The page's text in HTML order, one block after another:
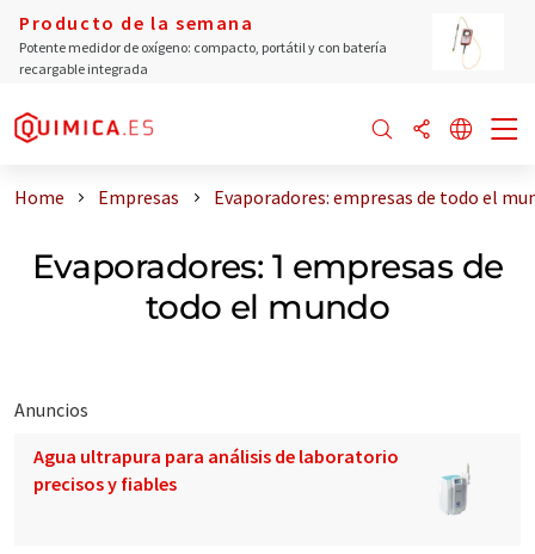
Producto de la semana
Potente medidor de oxígeno: compacto, portátil y con batería
recargable integrada
Home Empresas Evaporadores: empresas de todo el
Evaporadores: 1 empresas de
todo el mundo
Anuncios
Agua ultrapura para análisis de laboratorio
precisos y fiables